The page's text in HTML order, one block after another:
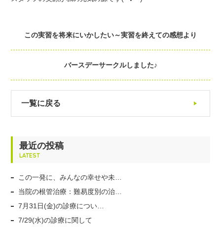
この実習を将来にいかしたい～実習を終えての感想より
バースデーサークルしました♪
一覧に戻る
最近の投稿
LATEST
この一発に、みんなの幸せや未…
当院の根管治療：難易度別の治…
7月31日(金)の診療につい…
7/29(水)の診療に関して